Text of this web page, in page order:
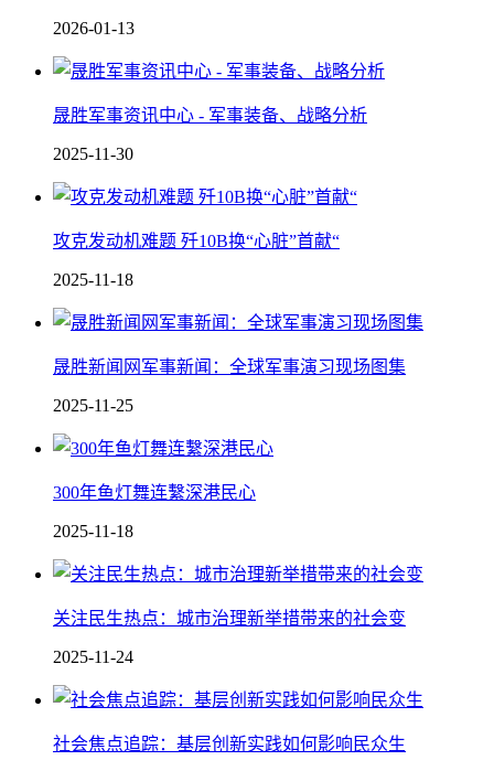
2026-01-13
晟胜军事资讯中心 - 军事装备、战略分析
2025-11-30
攻克发动机难题 歼10B换“心脏”首献“
2025-11-18
晟胜新闻网军事新闻：全球军事演习现场图集
2025-11-25
300年鱼灯舞连繫深港民心
2025-11-18
关注民生热点：城市治理新举措带来的社会变
2025-11-24
社会焦点追踪：基层创新实践如何影响民众生